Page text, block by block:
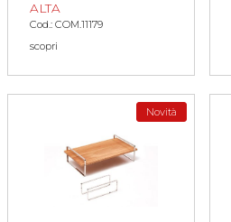
ALTA
Cod.: COM.11179
scopri
Novità